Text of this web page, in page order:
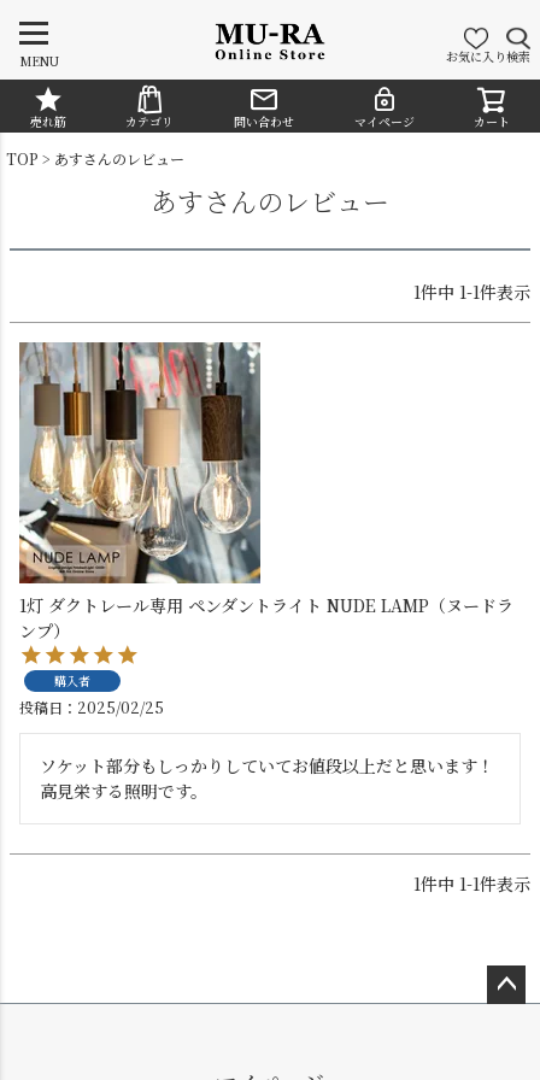
MENU お気に入り検索
CATEGORY
シャンデリア
売れ筋 カテゴリ 問い合わせ マイページ カート
TOP あすさんのレビュー
あすさんのレビュー
1件中 1-1件表示
1灯 ダクトレール専用 ペンダントライト NUDE LAMP（ヌードラ
ンプ）
購入者
投稿日 2025/02/25
ソケット部分もしっかりしていてお値段以上だと思います！
高見栄する照明です。
1件中 1-1件表示